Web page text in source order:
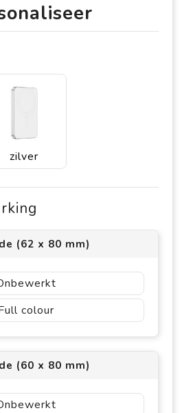
zilver
(62 x 80 mm)
colour
(60 x 80 mm)